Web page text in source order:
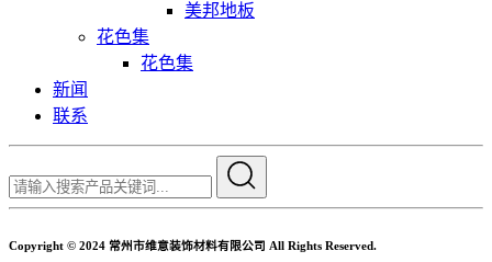
美邦地板
花色集
花色集
新闻
联系
Copyright © 2024 常州市维意装饰材料有限公司 All Rights Reserved.